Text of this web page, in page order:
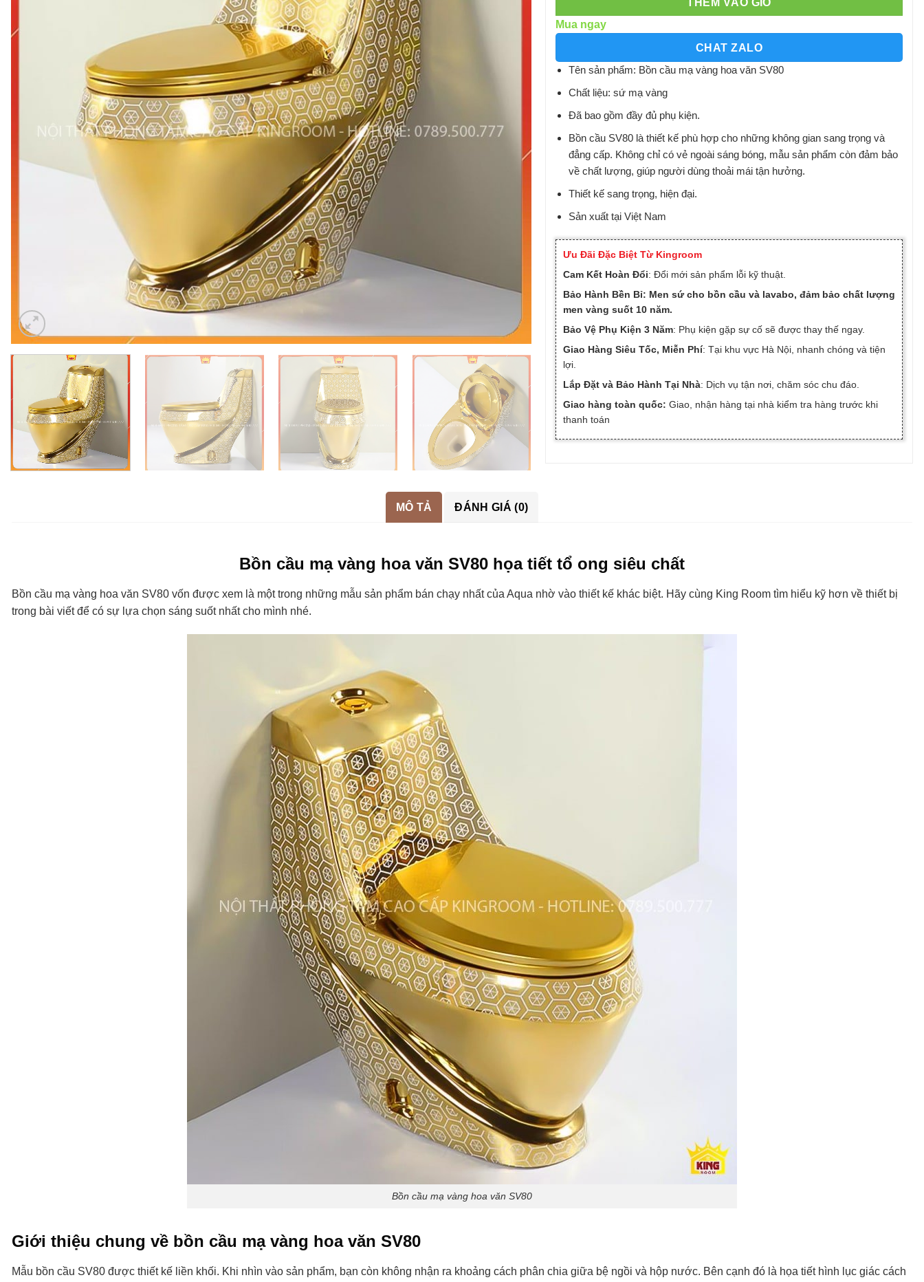
Mua ngay
CHAT ZALO
Tên sản phẩm: Bồn cầu mạ vàng hoa văn SV80
Chất liệu: sứ mạ vàng
Đã bao gồm đầy đủ phụ kiện.
Bồn cầu SV80 là thiết kế phù hợp cho những không gian sang trọng và
đẳng cấp. Không chỉ có vẻ ngoài sáng bóng, mẫu sản phẩm còn đảm bảo
về chất lượng, giúp người dùng thoải mái tận hưởng.
Thiết kế sang trọng, hiện đại.
Sản xuất tại Việt Nam
Ưu Đãi Đặc Biệt Từ Kingroom
Cam Kết Hoàn Đổi: Đổi mới sản phẩm lỗi kỹ thuật.
Bảo Hành Bền Bỉ: Men sứ cho bồn cầu và lavabo, đảm bảo chất lượng
men vàng suốt 10 năm.
Bảo Vệ Phụ Kiện 3 Năm: Phụ kiện gặp sự cố sẽ được thay thế ngay.
Giao Hàng Siêu Tốc, Miễn Phí: Tại khu vực Hà Nội, nhanh chóng và tiện
lợi.
Lắp Đặt và Bảo Hành Tại Nhà: Dịch vụ tận nơi, chăm sóc chu đáo.
Giao hàng toàn quốc: Giao, nhận hàng tại nhà kiểm tra hàng trước khi
thanh toán
MÔ TẢ ĐÁNH GIÁ (0)
Bồn cầu mạ vàng hoa văn SV80 họa tiết tổ ong siêu chất
Bồn cầu mạ vàng hoa văn SV80 vốn được xem là một trong những mẫu sản phẩm bán chạy nhất của Aqua nhờ vào thiết kế khác biệt. Hãy cùng King Room tìm hiểu kỹ hơn về thiết bị
trong bài viết để có sự lựa chọn sáng suốt nhất cho mình nhé.
Bồn cầu mạ vàng hoa văn SV80
Giới thiệu chung về bồn cầu mạ vàng hoa văn SV80
Mẫu bồn cầu SV80 được thiết kế liền khối. Khi nhìn vào sản phẩm, bạn còn không nhận ra khoảng cách phân chia giữa bệ ngồi và hộp nước. Bên cạnh đó là họa tiết hình lục giác cách